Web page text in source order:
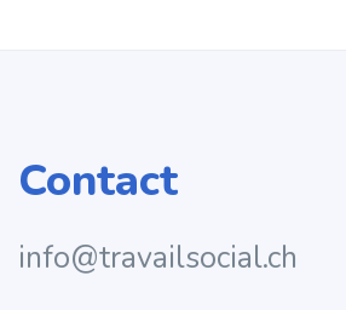
Contact
info@travailsocial.ch